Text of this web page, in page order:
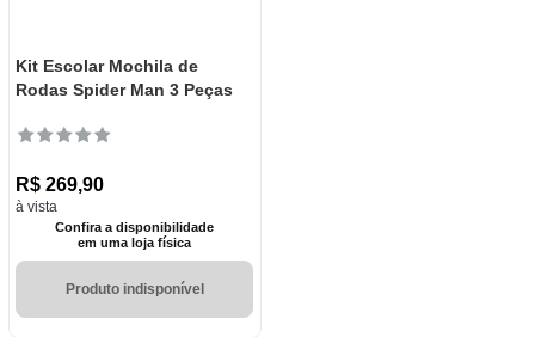
Kit Escolar Mochila de
Rodas Spider Man 3 Peças
R$ 269,90
à vista
Confira a disponibilidade
em uma loja física
Produto indisponível